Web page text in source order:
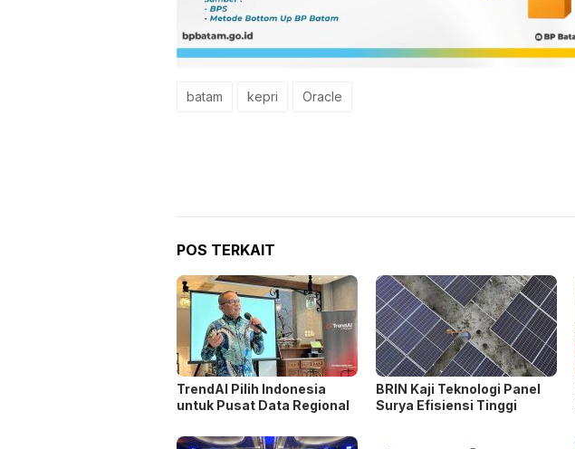
batam kepri Oracle
POS TERKAIT
TrendAI Pilih Indonesia
untuk Pusat Data Regional
BRIN Kaji Teknologi Panel
Surya Efisiensi Tinggi